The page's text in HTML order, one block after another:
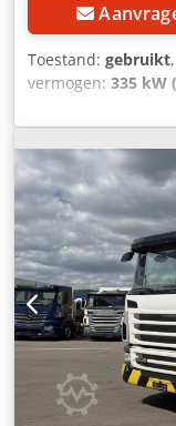
Toestand: gebruikt
vermogen: 335 kW
laadgewicht:8.800
11mm, volgende
automatisch ,
aantal zitplaatsen: 3
voorbandmaat:315
gewicht:26.000 kg ,